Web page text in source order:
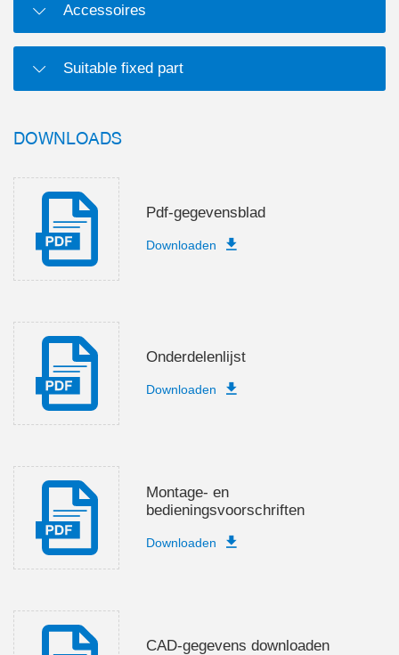
Accessoires
Suitable fixed part
DOWNLOADS
Pdf-gegevensblad
Downloaden
Onderdelenlijst
Downloaden
Montage- en
bedieningsvoorschriften
Downloaden
CAD-gegevens downloaden